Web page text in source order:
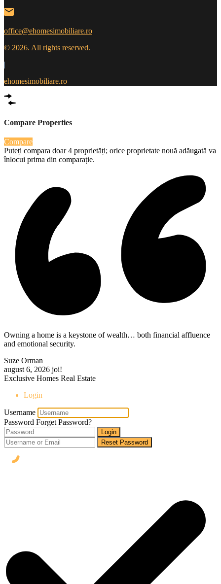
office@ehomesimobiliare.ro
© 2026. All rights reserved.
|
ehomesimobiliare.ro
Compare Properties
Compare
Puteți compara doar 4 proprietăți; orice proprietate nouă adăugată va
înlocui prima din comparație.
Owning a home is a keystone of wealth… both financial affluence
and emotional security.
Suze Orman
august 6, 2026 joi!
Exclusive Homes Real Estate
Login
Username
Password Forget Password?
Login
Reset Password